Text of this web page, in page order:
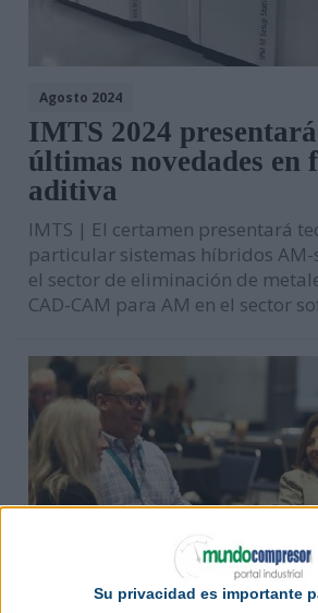
Su privacidad es importante
Agosto 2024
IMTS 2024
últimas novedades en
aditiva
IMTS | El certamen presentará
particular sistemas híbridos AM-
el sector de eliminación de
CAD-CAM para AM en el sector
Julio 2024